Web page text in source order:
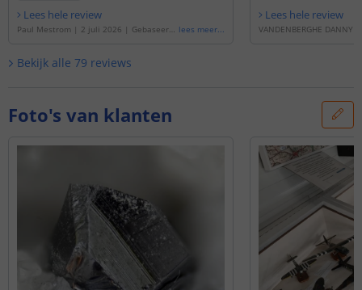
Lees hele review
Paul Mestrom | 2 juli 2026 | Gebaseerd
lees meer...
Lees hele review
VANDENBERGHE DANNY
Bekijk alle 79 reviews
Foto's van klanten